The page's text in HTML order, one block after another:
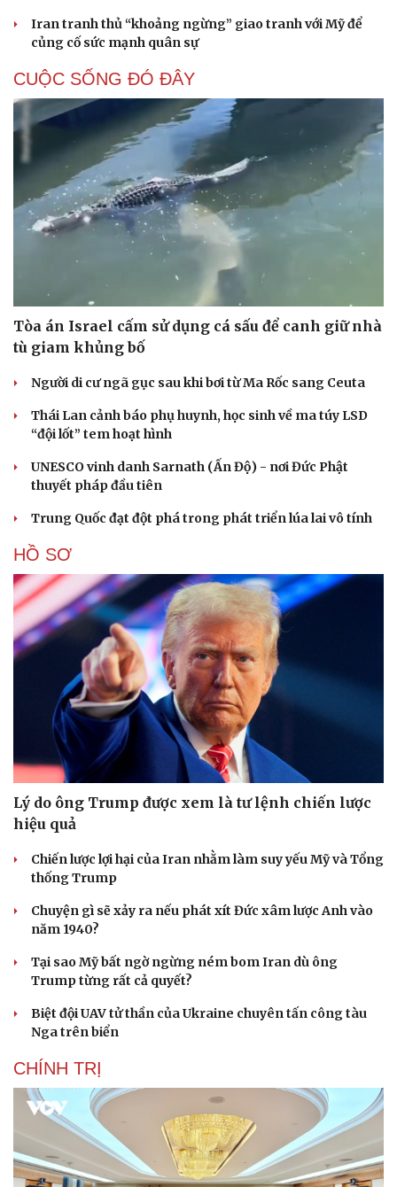
Iran tranh thủ “khoảng ngừng” giao tranh với Mỹ để
củng cố sức mạnh quân sự
CUỘC SỐNG ĐÓ ĐÂY
Tòa án Israel cấm sử dụng cá sấu để canh giữ nhà
tù giam khủng bố
Người di cư ngã gục sau khi bơi từ Ma Rốc sang Ceuta
Thái Lan cảnh báo phụ huynh, học sinh về ma túy LSD
“đội lốt” tem hoạt hình
UNESCO vinh danh Sarnath (Ấn Độ) - nơi Đức Phật
thuyết pháp đầu tiên
Trung Quốc đạt đột phá trong phát triển lúa lai vô tính
HỒ SƠ
Lý do ông Trump được xem là tư lệnh chiến lược
hiệu quả
Chiến lược lợi hại của Iran nhằm làm suy yếu Mỹ và Tổng
thống Trump
Chuyện gì sẽ xảy ra nếu phát xít Đức xâm lược Anh vào
năm 1940?
Tại sao Mỹ bất ngờ ngừng ném bom Iran dù ông
Trump từng rất cả quyết?
Biệt đội UAV tử thần của Ukraine chuyên tấn công tàu
Nga trên biển
CHÍNH TRỊ